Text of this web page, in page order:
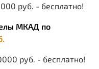
руб. - бесплатно!
МКАД по
руб. - бесплатно!